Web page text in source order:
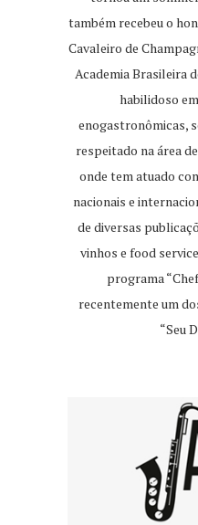
também recebeu o
Cavaleiro de
Academia Brasileira
habilidoso
enogastronômicas,
respeitado na área
onde tem atuado
nacionais e
de diversas
vinhos e food
programa
recentemente um
“Seu